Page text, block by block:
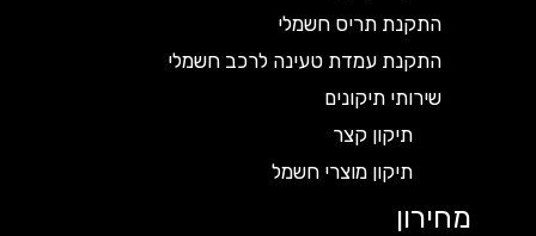
התקנת תריס חשמלי
התקנת עמדת טעינה לרכב חשמלי
שירותי תיקונים
תיקון קצר
תיקון מוצרי חשמל
מחירון